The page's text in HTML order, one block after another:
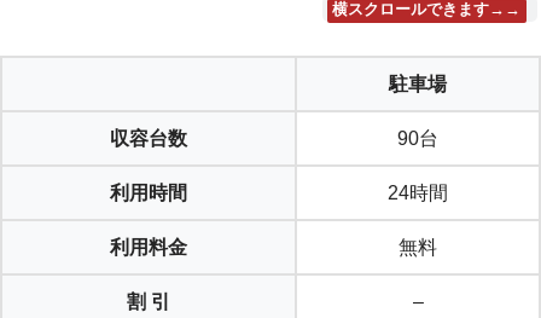
横スクロールできます→→
駐車場
収容台数 90台
利用時間 24時間
利用料金 無料
割 引 –